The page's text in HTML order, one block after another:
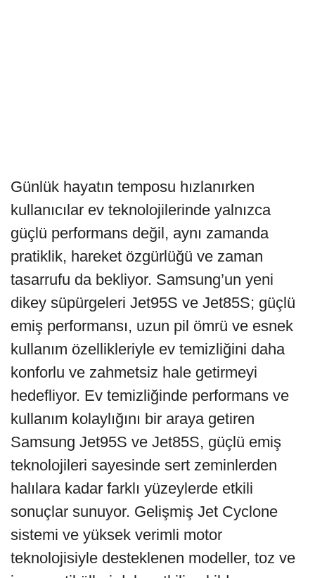
Günlük hayatın temposu hızlanırken
kullanıcılar ev teknolojilerinde yalnızca
güçlü performans değil, aynı zamanda
pratiklik, hareket özgürlüğü ve zaman
tasarrufu da bekliyor. Samsung’un yeni
dikey süpürgeleri Jet95S ve Jet85S; güçlü
emiş performansı, uzun pil ömrü ve esnek
kullanım özellikleriyle ev temizliğini daha
konforlu ve zahmetsiz hale getirmeyi
hedefliyor. Ev temizliğinde performans ve
kullanım kolaylığını bir araya getiren
Samsung Jet95S ve Jet85S, güçlü emiş
teknolojileri sayesinde sert zeminlerden
halılara kadar farklı yüzeylerde etkili
sonuçlar sunuyor. Gelişmiş Jet Cyclone
sistemi ve yüksek verimli motor
teknolojisiyle desteklenen modeller, toz ve